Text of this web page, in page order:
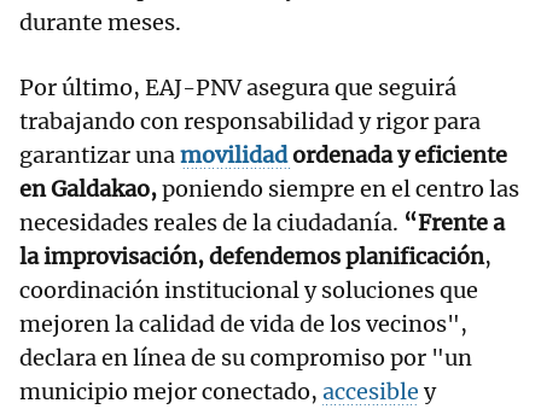
durante meses.
Por último, EAJ-PNV asegura que seguirá
trabajando con responsabilidad y rigor para
garantizar unamovilidadordenada y eficiente
en Galdakao,poniendo siempre en el centro las
necesidades reales de la ciudadanía. “Frente a
la improvisación, defendemos planificación,
coordinación institucional y soluciones que
mejoren la calidad de vida de los vecinos",
declara en línea de su compromiso por "un
municipio mejor conectado, accesible y